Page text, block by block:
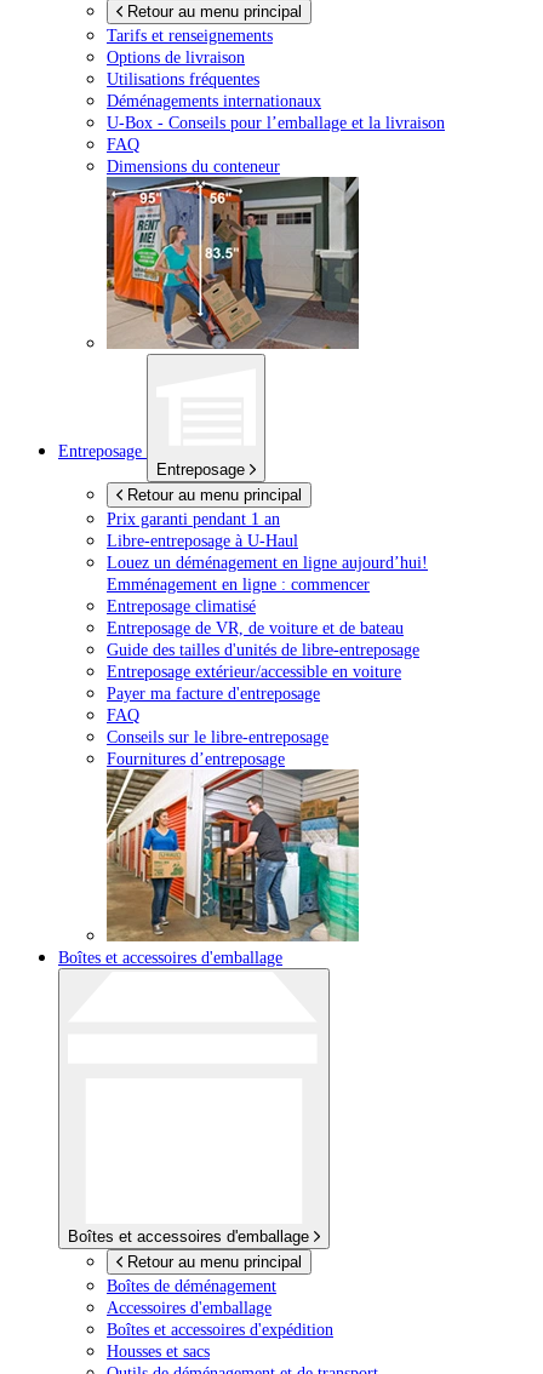
Retour au menu principal
Tarifs et renseignements
Options de livraison
Utilisations fréquentes
Déménagements internationaux
U-Box - Conseils pour l’emballage et la livraison
FAQ
Dimensions du conteneur
Entreposage
Entreposage
Retour au menu principal
Prix garanti pendant 1 an
Libre-entreposage à U-Haul
Louez un déménagement en ligne aujourd’hui!
Emménagement en ligne : commencer
Entreposage climatisé
Entreposage de VR, de voiture et de bateau
Guide des tailles d'unités de libre-entreposage
Entreposage extérieur/accessible en voiture
Payer ma facture d'entreposage
FAQ
Conseils sur le libre-entreposage
Fournitures d’entreposage
Boîtes et accessoires d'emballage
Boîtes et accessoires d'emballage
Retour au menu principal
Boîtes de déménagement
Accessoires d'emballage
Boîtes et accessoires d'expédition
Housses et sacs